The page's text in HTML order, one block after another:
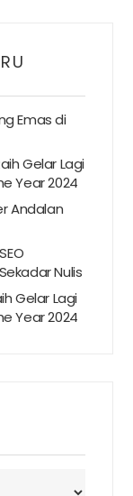
Emas di
Gelar Lagi
Year 2024
Andalan
Nulis
Gelar Lagi
Year 2024